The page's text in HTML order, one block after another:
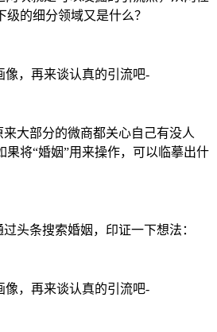
的细分领域又是什么？
大部分的微商都关心自己有没人
果将“婚姻”用来操作，可以临摹出什
头条搜索婚姻，印证一下想法：